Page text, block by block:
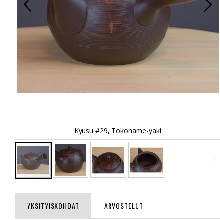
Kyusu #29, Tokoname-yaki
to
beginning
YKSITYISKOHDAT ARVOSTELUT